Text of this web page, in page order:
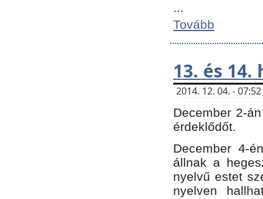
...
Tovább
13. és
2014. 12. 04. -
December 2-
érdeklődőt.
December 4-
állnak a
nyelvű estet
nyelven